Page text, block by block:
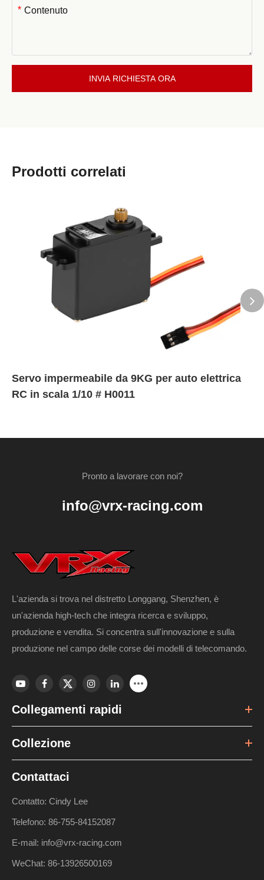
*
INVIA RICHIESTA ORA
Prodotti correlati
Servo impermeabile da 9KG per auto elettrica
RC in scala 1/10 # H0011
Pronto a lavorare con noi?
info@vrx-racing.com
L'azienda si trova nel distretto Longgang, Shenzhen, è
un'azienda high-tech che integra ricerca e sviluppo,
produzione e vendita. Si concentra sull'innovazione e sulla
produzione nel campo delle corse dei modelli di telecomando.
Collegamenti rapidi
Collezione
Contattaci
Contatto: Cindy Lee
Telefono: 86-755-84152087
E-mail: info@vrx-racing.com
WeChat: 86-13926500169